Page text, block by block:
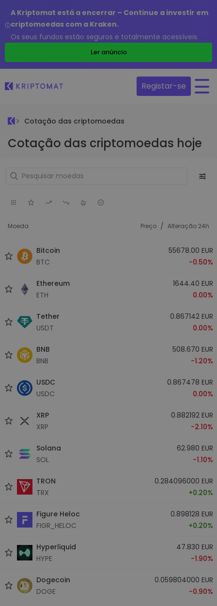
A Kriptomat está a encerrar – Continue a investir em
criptomoedas com a Kraken.
Os seus fundos estão seguros e totalmente acessíveis.
Ler anúncio
Registar-se
Cotação das criptomoedas
Cotação das criptomoedas hoje
Moeda Preço / Alteração 24h
Bitcoin
BTC
55678.00 EUR
-0.50%
Ethereum
ETH
1644.40 EUR
0.00%
Tether
USDT
0.867142 EUR
0.00%
BNB
BNB
508.670 EUR
-1.20%
USDC
USDC
0.867478 EUR
0.00%
XRP
XRP
0.882192 EUR
-2.10%
Solana
SOL
62.980 EUR
-1.10%
TRON
TRX
0.284096000 EUR
+0.20%
Figure Heloc
FIGR_HELOC
0.898128 EUR
+0.20%
Hyperliquid
HYPE
47.830 EUR
-1.90%
Dogecoin
DOGE
0.059804000 EUR
-0.90%